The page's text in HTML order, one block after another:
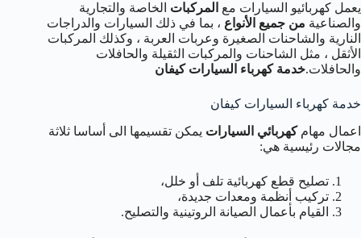
يعمل كهربائيو السيارات مع المركبات الخاصة والتجارية
والصناعية من جميع الأنواع ، بما في ذلك السيارات والدراجات
النارية والشاحنات الصغيرة وعربات العربة ، وكذلك المركبات
الأثقل ، مثل الشاحنات والمركبات الثقيلة والحافلات
والحافلات.خدمة كهرباء السيارات كيفان
خدمة كهرباء السيارات كيفان
اعمال مهامكهربائي السيارات يمكن تقسيمها الى أساسا ثلاثة
مجالات رئيسية هي:
تصليح قطع كهربائية تلف أو خلل،
تركيب أنظمة ومعدات جديدة،
القيام بأعمال الصيانة الروتينية والتصليح.